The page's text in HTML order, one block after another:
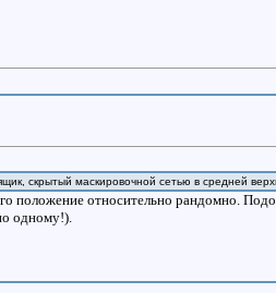
скрытый маскировочной сетью в средней
положение относительно рандомно.
одному!).